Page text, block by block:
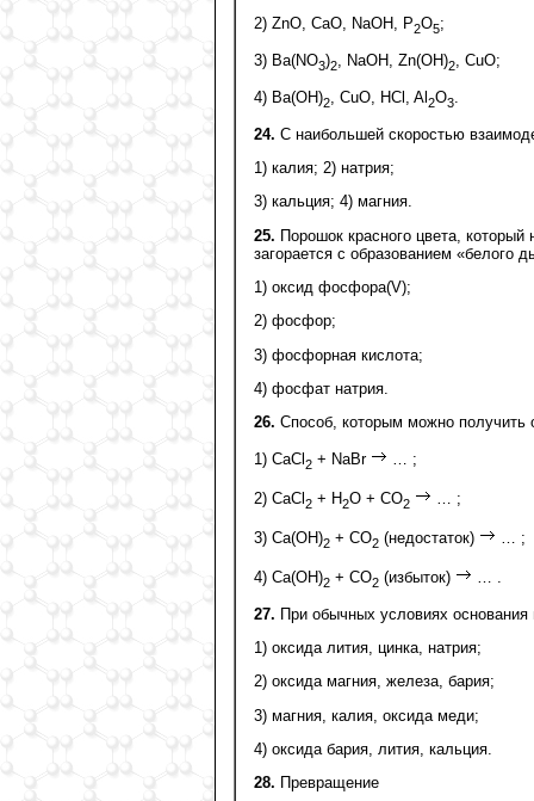
2) ZnO, СаО, NaОН, Р2O5;
3) Ва(NО3)2 , NаОН, Zn(ОН)2 , СuО;
4) Ва(ОН)2 , СuО, НCl, Al 2O3
24. С наибольшей скоростью
1) калия; 2) натрия;
3) кальция; 4) магния.
25. Порошок красного цвета, который
загорается с образованием «белого
1) оксид фосфора(V);
2) фосфор;
3) фосфорная кислота;
4) фосфат натрия.
26. Способ, которым можно получить
1) CaCl 2 + NaBr … ;
2) CaCl2 + H2O + CO2 … ;
3) Ca(OH)2 + CO2 (недостаток) … ;
4) Ca(OH)2 + CO2 (избыток)
27. При обычных условиях
1) оксида лития, цинка, натрия;
2) оксида магния, железа, бария;
3) магния, калия, оксида меди;
4) оксида бария, лития, кальция.
28. Превращение